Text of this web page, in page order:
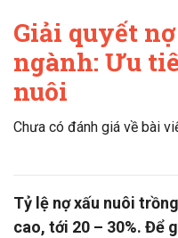
Giải quyết
ngành: Ưu
nuôi
Chưa có đánh giá về bài
Tỷ lệ nợ xấu nuôi
cao, tới 20 – 30%. Để